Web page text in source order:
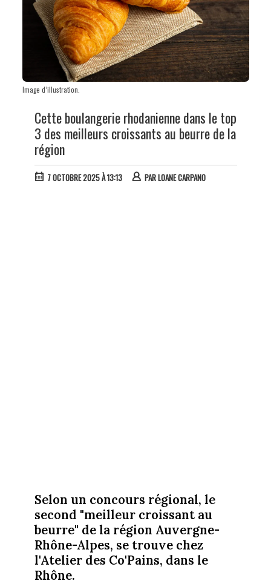
Image d’illustration.
Cette boulangerie rhodanienne dans le top
3 des meilleurs croissants au beurre de la
région
7 OCTOBRE 2025 À 13:13 PARLOANE CARPANO
Selon un concours régional, le
second "meilleur croissant au
beurre" de la région Auvergne-
Rhône-Alpes, se trouve chez
l'Atelier des Co'Pains, dans le
Rhône.